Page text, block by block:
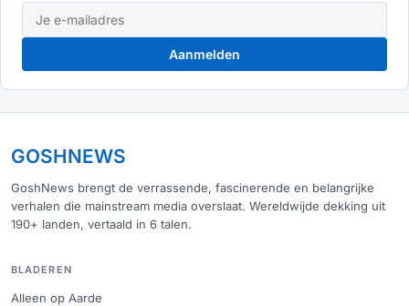
Aanmelden
GOSHNEWS
GoshNews brengt de verrassende, fascinerende en belangrijke
verhalen die mainstream media overslaat. Wereldwijde dekking uit
190+ landen, vertaald in 6 talen.
BLADEREN
Alleen op Aarde